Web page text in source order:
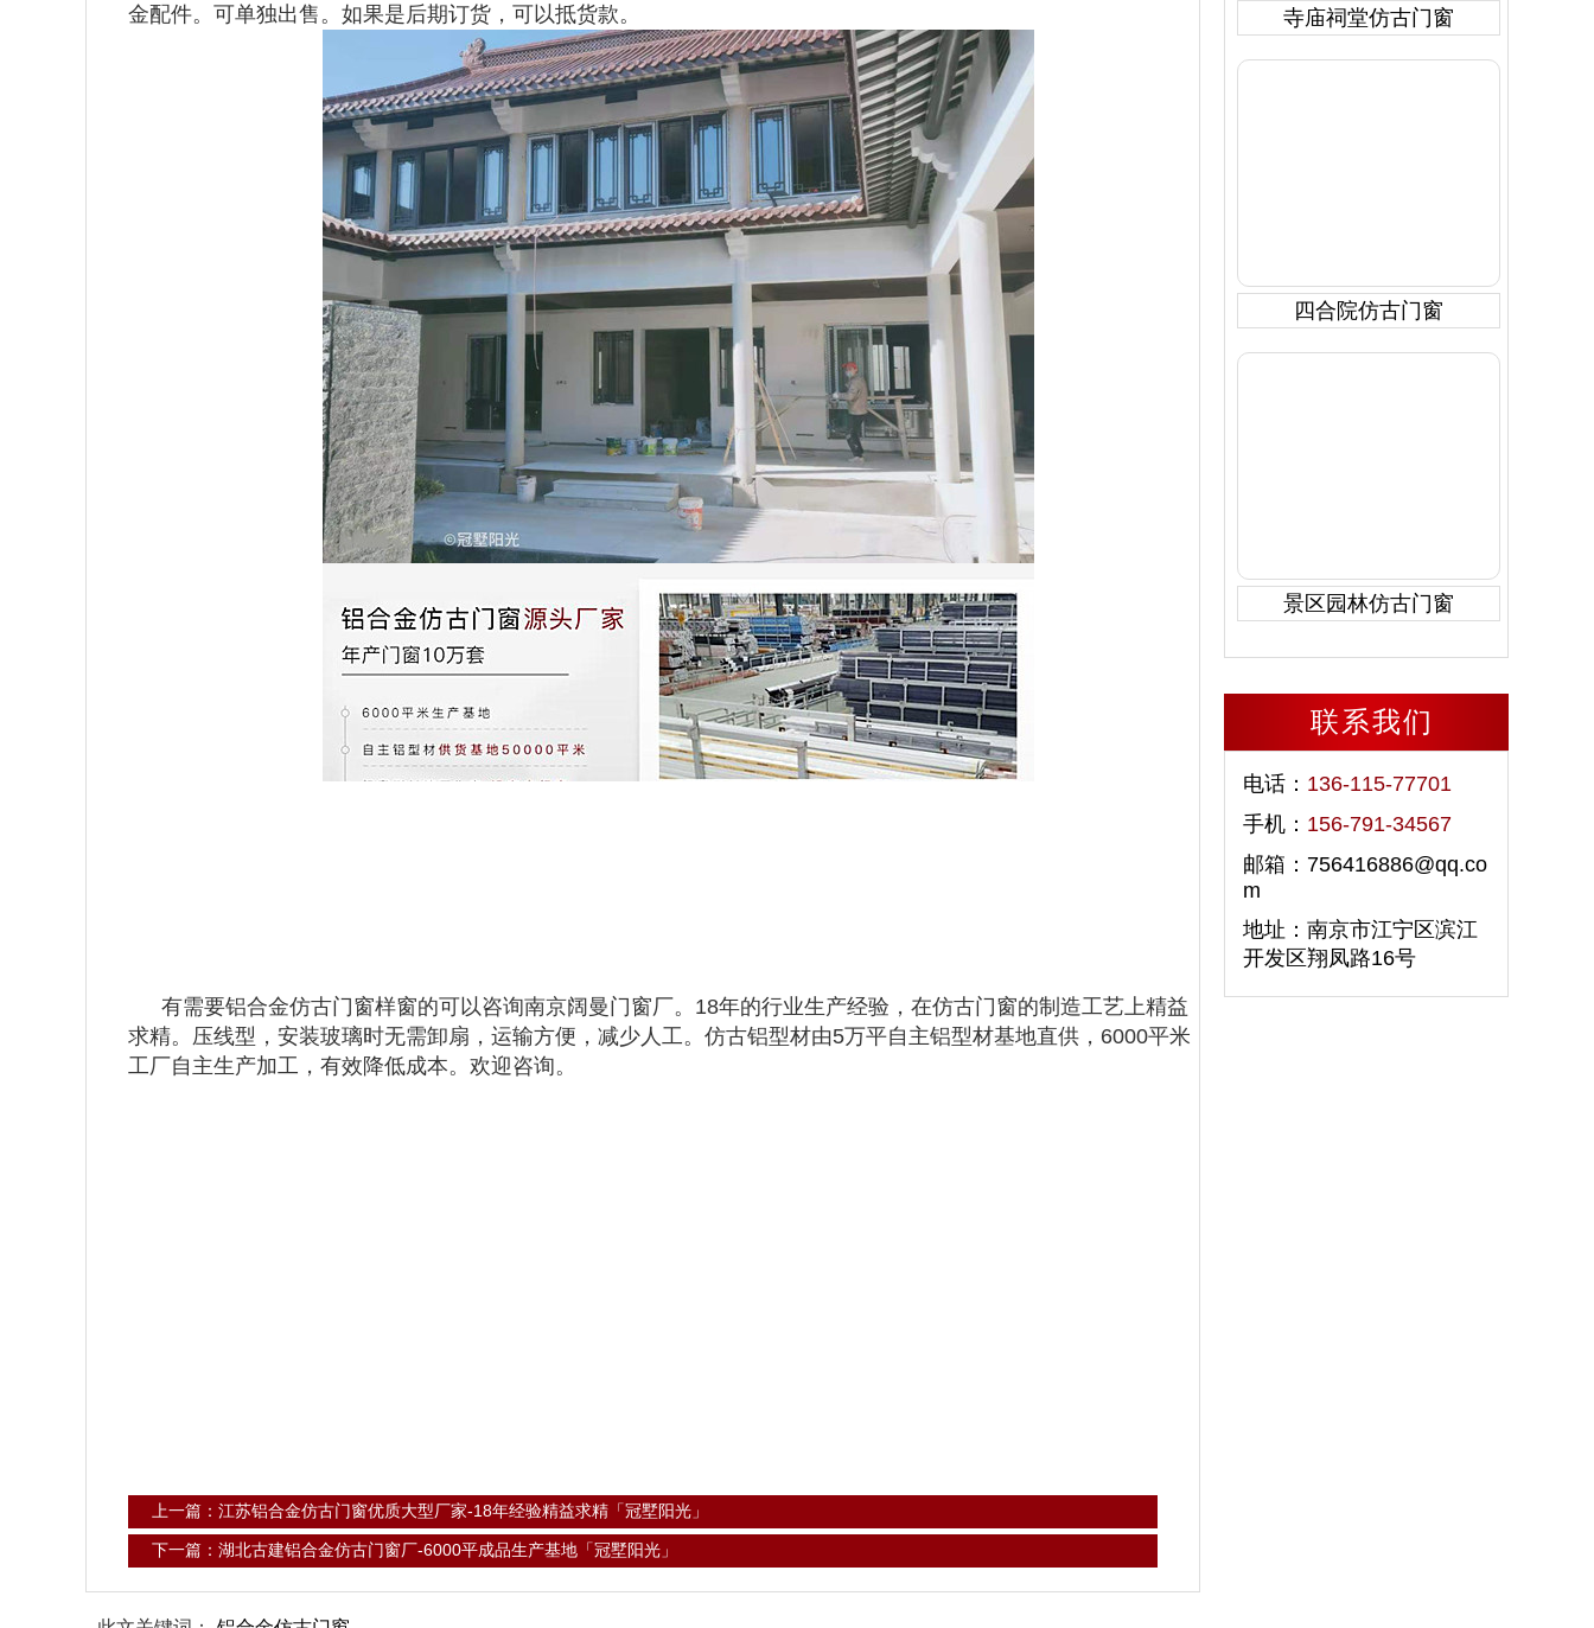
金配件。可单独出售。如果是后期订货，可以抵货款。
有需要铝合金仿古门窗样窗的可以咨询南京阔曼门窗厂。18年的行业生产经验，在仿古门窗的制造工艺上精益
求精。压线型，安装玻璃时无需卸扇，运输方便，减少人工。仿古铝型材由5万平自主铝型材基地直供，6000平米
工厂自主生产加工，有效降低成本。欢迎咨询。
上一篇：江苏铝合金仿古门窗优质大型厂家-18年经验精益求精「冠墅阳光」
下一篇：湖北古建铝合金仿古门窗厂-6000平成品生产基地「冠墅阳光」
寺庙祠堂仿古门窗
四合院仿古门窗
景区园林仿古门窗
联系我们
电话： 136-115-77701
手机： 156-791-34567
邮箱：756416886@qq.co
m
地址：南京市江宁区滨江
开发区翔凤路16号